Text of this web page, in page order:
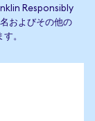
Responsibly
およびその他の
。